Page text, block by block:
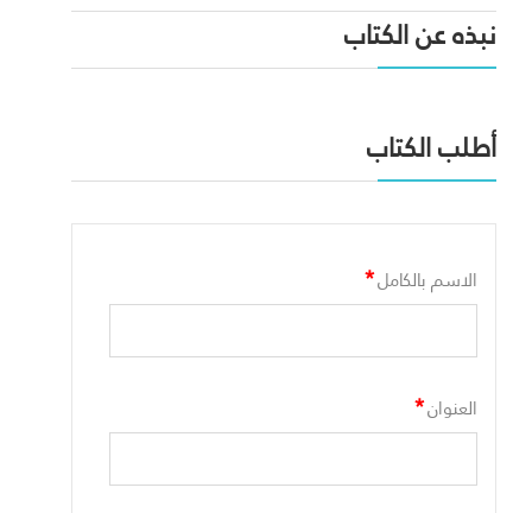
نبذه عن الكتاب
أطلب الكتاب
الاسم بالكامل*
العنوان*